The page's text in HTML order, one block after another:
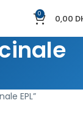
0 0,00
EPL”